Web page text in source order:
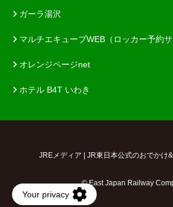
ガーラ湯沢
マルチエキューブWEB（ロッカー予約サ
オレンジページnet
ホテル B4T いわき
JREメディア | JR東日本公式のおでかけ
© East Japan Railway